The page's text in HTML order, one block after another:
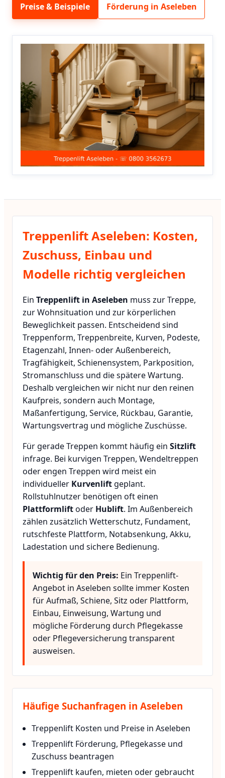
Preise & Beispiele Förderung in Aseleben
Treppenlift Aseleben: Kosten,
Zuschuss, Einbau und
Modelle richtig vergleichen
Ein Treppenlift in Aseleben muss zur Treppe,
zur Wohnsituation und zur körperlichen
Beweglichkeit passen. Entscheidend sind
Treppenform, Treppenbreite, Kurven, Podeste,
Etagenzahl, Innen- oder Außenbereich,
Tragfähigkeit, Schienensystem, Parkposition,
Stromanschluss und die spätere Wartung.
Deshalb vergleichen wir nicht nur den reinen
Kaufpreis, sondern auch Montage,
Maßanfertigung, Service, Rückbau, Garantie,
Wartungsvertrag und mögliche Zuschüsse.
Für gerade Treppen kommt häufig ein Sitzlift
infrage. Bei kurvigen Treppen, Wendeltreppen
oder engen Treppen wird meist ein
individueller Kurvenlift geplant.
Rollstuhlnutzer benötigen oft einen
Plattformliftoder Hublift. Im Außenbereich
zählen zusätzlich Wetterschutz, Fundament,
rutschfeste Plattform, Notabsenkung, Akku,
Ladestation und sichere Bedienung.
Wichtig für den Preis: Ein Treppenlift-
Angebot in Aseleben sollte immer Kosten
für Aufmaß, Schiene, Sitz oder Plattform,
Einbau, Einweisung, Wartung und
mögliche Förderung durch Pflegekasse
oder Pflegeversicherung transparent
ausweisen.
Häufige Suchanfragen in Aseleben
Treppenlift Kosten und Preise in Aseleben
Treppenlift Förderung, Pflegekasse und
Zuschuss beantragen
Treppenlift kaufen, mieten oder gebraucht